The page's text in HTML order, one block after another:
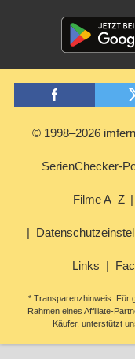
© 1998–2026
SerienChecker-
Filme A–Z
Links
* Transparenzhinweis: Für
Rahmen eines Affiliate-
Käufer, unterstützt